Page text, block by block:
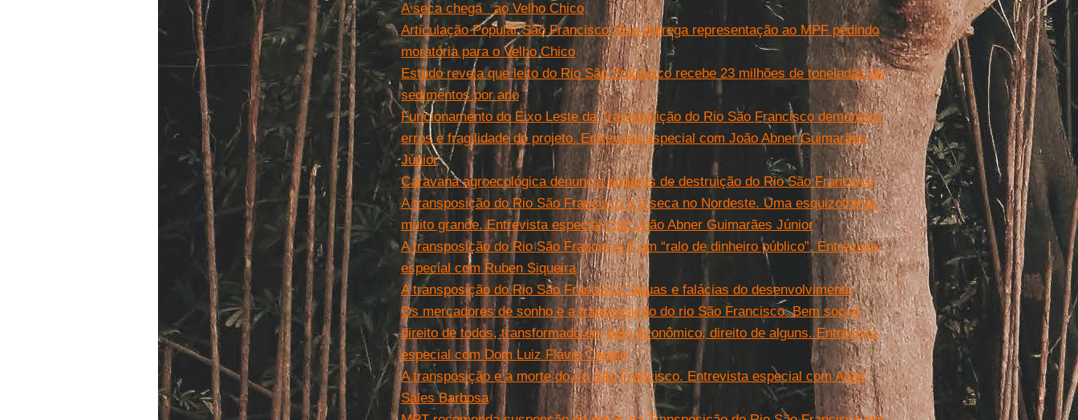
A seca chega ao Velho Chico
Articulação Popular São Francisco Vivo entrega representação ao MPF pedindo
moratória para o Velho Chico
Estudo revela que leito do Rio São Francisco recebe 23 milhões de toneladas de
sedimentos por ano
Funcionamento do Eixo Leste da Transposição do Rio São Francisco demonstra
erros e fragilidade do projeto. Entrevista especial com João Abner Guimarães
Júnior
Caravana agroecológica denuncia projetos de destruição do Rio São Francisco
A transposição do Rio São Francisco e a seca no Nordeste. Uma esquizofrenia
muito grande. Entrevista especial com João Abner Guimarães Júnior
A transposição do Rio São Francisco é um “ralo de dinheiro público”. Entrevista
especial com Ruben Siqueira
A transposição do Rio São Francisco: águas e falácias do desenvolvimento
Os mercadores de sonho e a transposição do rio São Francisco. Bem social,
direito de todos, transformado em bem econômico, direito de alguns. Entrevista
especial com Dom Luiz Flávio Cappio
A transposição e a morte do rio São Francisco. Entrevista especial com Altair
Sales Barbosa